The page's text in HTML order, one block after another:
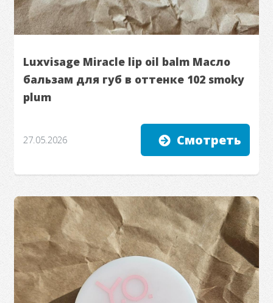
Luxvisage Miracle lip oil balm Масло
бальзам для губ в оттенке 102 smoky
plum
27.05.2026 Смотреть